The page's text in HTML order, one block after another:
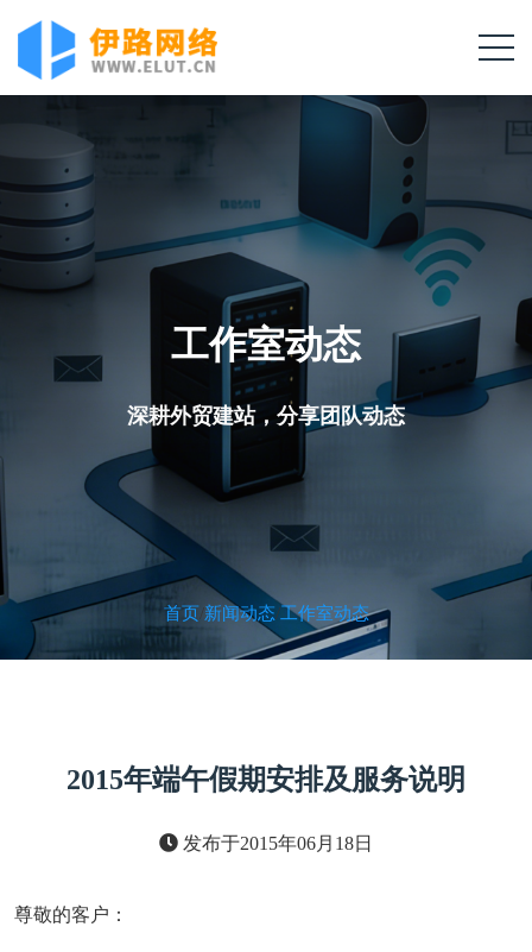
工作室动态
深耕外贸建站，分享团队动态
首页/新闻动态/工作室动态
2015年端午假期安排及服务说明
发布于2015年06月18日
尊敬的客户：